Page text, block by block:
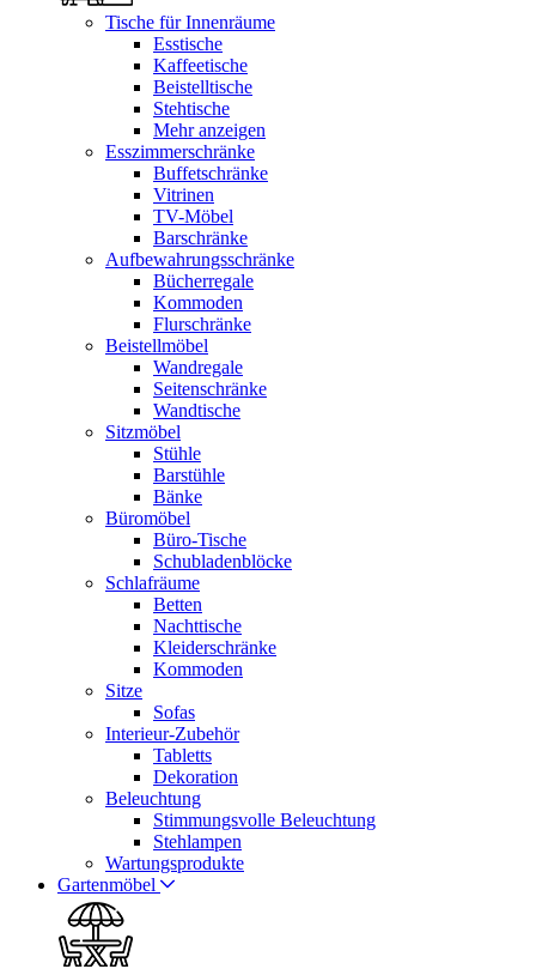
Tische für Innenräume
Esstische
Kaffeetische
Beistelltische
Stehtische
Mehr anzeigen
Esszimmerschränke
Buffetschränke
Vitrinen
TV-Möbel
Barschränke
Aufbewahrungsschränke
Bücherregale
Kommoden
Flurschränke
Beistellmöbel
Wandregale
Seitenschränke
Wandtische
Sitzmöbel
Stühle
Barstühle
Bänke
Büromöbel
Büro-Tische
Schubladenblöcke
Schlafräume
Betten
Nachttische
Kleiderschränke
Kommoden
Sitze
Sofas
Interieur-Zubehör
Tabletts
Dekoration
Beleuchtung
Stimmungsvolle Beleuchtung
Stehlampen
Wartungsprodukte
Gartenmöbel